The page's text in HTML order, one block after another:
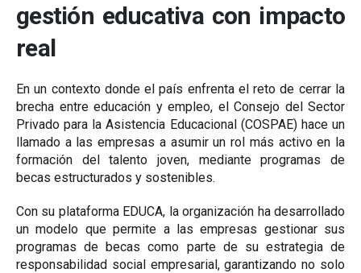
gestión educativa con impacto
real
En un contexto donde el país enfrenta el reto de cerrar la
brecha entre educación y empleo, el Consejo del Sector
Privado para la Asistencia Educacional (COSPAE) hace un
llamado a las empresas a asumir un rol más activo en la
formación del talento joven, mediante programas de
becas estructurados y sostenibles.
Con su plataforma EDUCA, la organización ha desarrollado
un modelo que permite a las empresas gestionar sus
programas de becas como parte de su estrategia de
responsabilidad social empresarial, garantizando no solo